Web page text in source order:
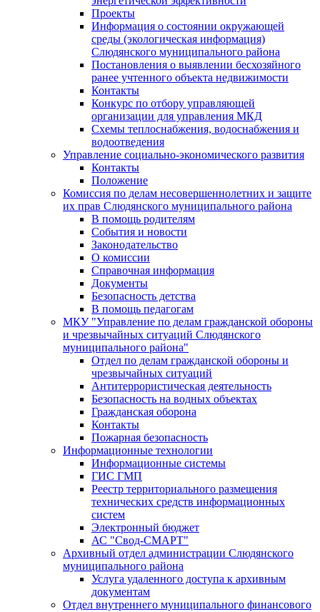
Проекты
Информация о состоянии окружающей
среды (экологическая информация)
Слюдянского муниципального района
Постановления о выявлении бесхозяйного
ранее учтенного объекта недвижимости
Контакты
Конкурс по отбору управляющей
организации для управления МКД
Схемы теплоснабжения, водоснабжения и
водоотведения
Управление социально-экономического развития
Контакты
Положение
Комиссия по делам несовершеннолетних и защите
их прав Слюдянского муниципального района
В помощь родителям
События и новости
Законодательство
О комиссии
Справочная информация
Документы
Безопасность детства
В помощь педагогам
МКУ "Управление по делам гражданской обороны
и чрезвычайных ситуаций Слюдянского
муниципального района"
Отдел по делам гражданской обороны и
чрезвычайных ситуаций
Антитеррористическая деятельность
Безопасность на водных объектах
Гражданская оборона
Контакты
Пожарная безопасность
Информационные технологии
Информационные системы
ГИС ГМП
Реестр территориального размещения
технических средств информационных
систем
Электронный бюджет
АС "Свод-СМАРТ"
Архивный отдел администрации Слюдянского
муниципального района
Услуга удаленного доступа к архивным
документам
Отдел внутреннего муниципального финансового